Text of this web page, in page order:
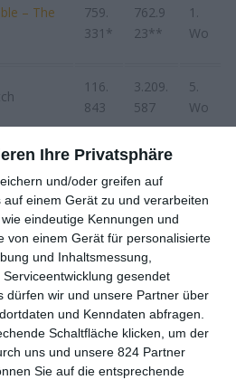
Ihre Privatsphäre
und/oder greifen auf
einem Gerät zu und verarbeiten
eindeutige Kennungen und
von einem Gerät für personalisierte
und Inhaltsmessung,
gesendet
dürfen wir und unsere Partner über
und Kenndaten abfragen.
Schaltfläche klicken, um der
uns und unsere 824 Partner
Sie auf die entsprechende
– The
759.
331*
762.9
23**
1.
Wo
116.
843
3.209.
587
5.
Wo
63.4
1.313.
the Knife
46.7
46
41
Wo
38.8
67
889.2
42
Wo
6:
27.5
57
46.39
2